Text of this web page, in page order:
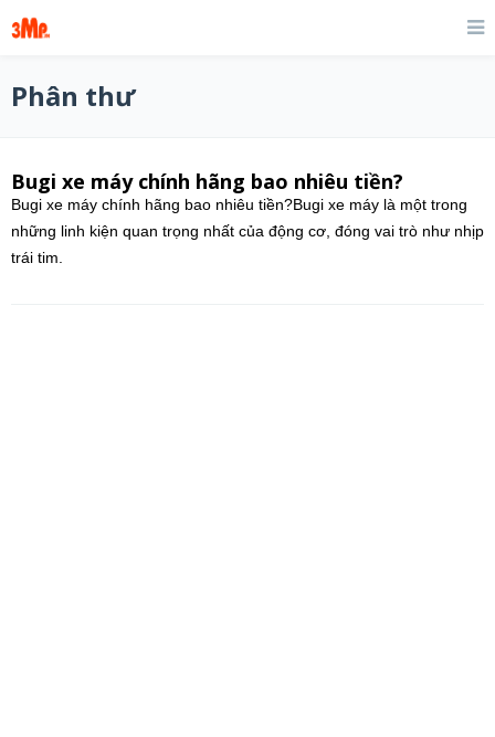
Phân thư
Bugi xe máy chính hãng bao nhiêu tiền?
Bugi xe máy chính hãng bao nhiêu tiền?Bugi xe máy là một trong
những linh kiện quan trọng nhất của động cơ, đóng vai trò như nhịp
trái tim.